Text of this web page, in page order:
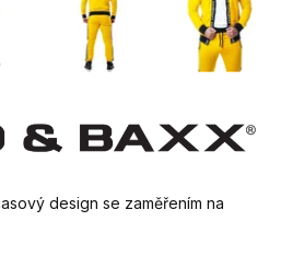
design se zaměřením na